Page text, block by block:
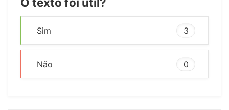
Hidratação: A creatina retém água nos
músculos, então é fundamental se manter
hidratado para potencializar os efeitos e
evitar desidratação.
Consistência
: A creatina é mais eficaz
quando tomada diariamente. Tomar